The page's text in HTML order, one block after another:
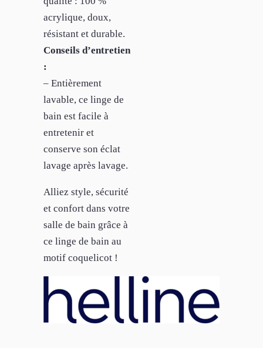
acrylique, doux,
résistant et durable.
Conseils d’entretien
:
– Entièrement
lavable, ce linge de
bain est facile à
entretenir et
conserve son éclat
lavage après lavage.
Alliez style, sécurité
et confort dans votre
salle de bain grâce à
ce linge de bain au
motif coquelicot !